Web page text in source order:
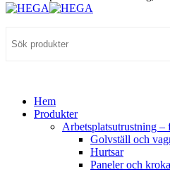
Hem
Produkter
Arbetsplatsutrustning –
Golvställ och
Hurtsar
Paneler och